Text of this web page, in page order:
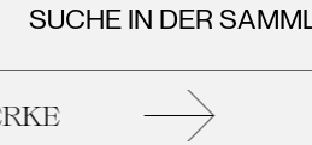
SUCHE IN DER